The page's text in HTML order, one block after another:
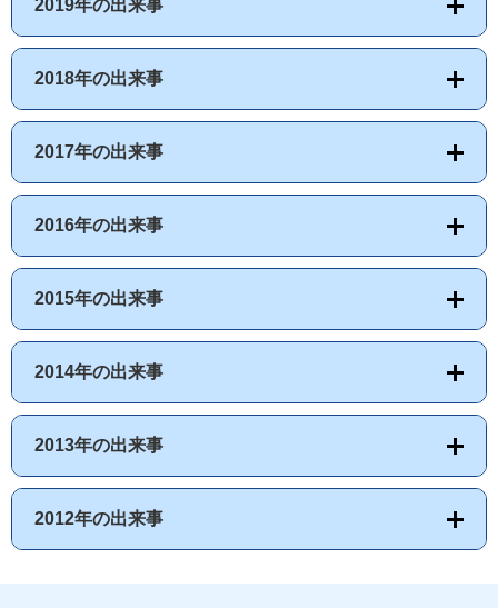
2019年の出来事
2018年の出来事
2017年の出来事
2016年の出来事
2015年の出来事
2014年の出来事
2013年の出来事
2012年の出来事